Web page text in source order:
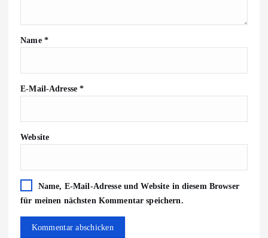
Name *
E-Mail-Adresse*
Website
Name, E-Mail-Adresse und Website in diesem Browser
für meinen nächsten Kommentar speichern.